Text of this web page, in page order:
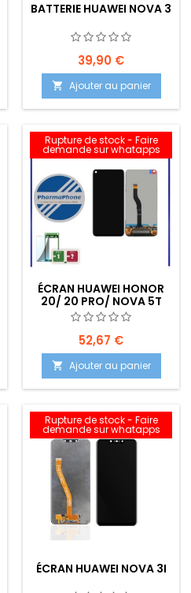
BATTERIE HUAWEI NOVA 3
39,90 €
 Ajouter au panier
Rupture de stock - Faire
demande sur whatapps
ÉCRAN HUAWEI HONOR
20/ 20 PRO/ NOVA 5T
EMPLACEMENT: Z2-R10-
E06
52,67 €
 Ajouter au panier
Rupture de stock - Faire
demande sur whatapps
ÉCRAN HUAWEI NOVA 3I